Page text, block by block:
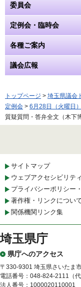
委員会
定例会・臨時会
各種ご案内
議会広報
トップページ > 埼玉県議会
定例会 > 6月28日（火曜日）
質疑質問・答弁全文（木下
サイトマップ
ウェブアクセシビリティ
プライバシーポリシー
著作権・リンクについ
関係機関リンク集
埼玉県庁
県庁へのアクセス
〒330-9301 埼玉県さいたま
電話番号：048-824-2111（代
法人番号：1000020110001